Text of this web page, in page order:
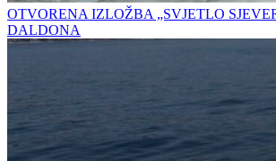
OTVORENA IZLOŽBA „SVJETLO
DALDONA